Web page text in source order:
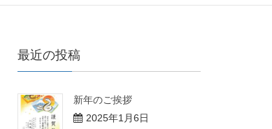
最近の投稿
新年のご挨拶
2025年1月6日